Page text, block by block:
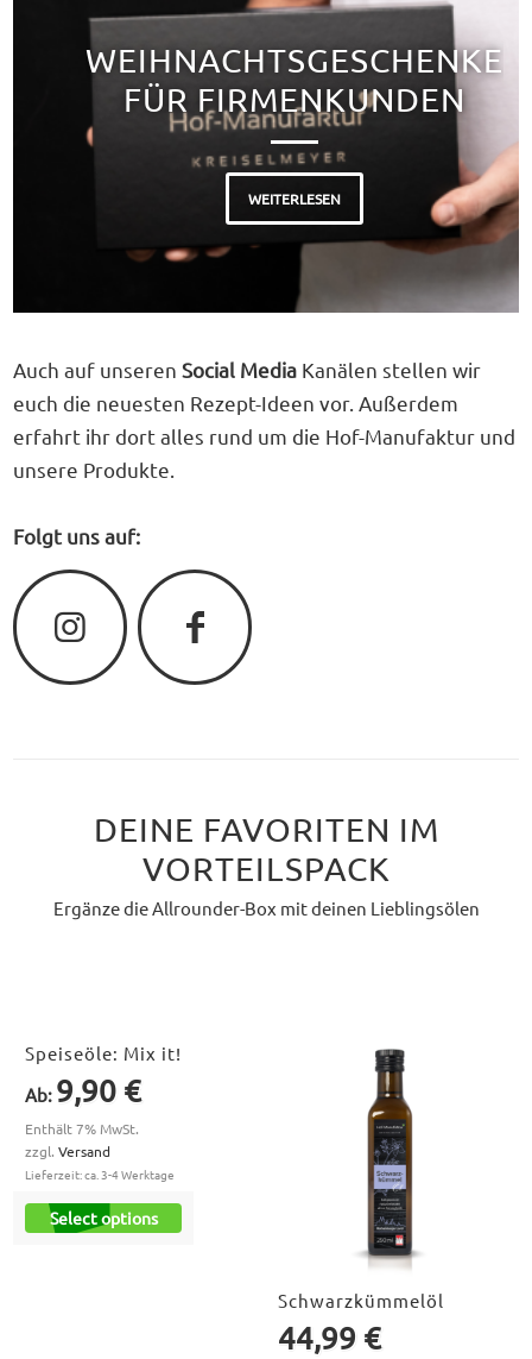
WEIHNACHTSGESCHENKE
FÜR FIRMENKUNDEN
WEITERLESEN
Auch auf unserenSocial Media Kanälen stellen wir
euch die neuesten Rezept-Ideen vor. Außerdem
erfahrt ihr dort alles rund um die Hof-Manufaktur und
unsere Produkte.
Folgt uns auf:
DEINE FAVORITEN IM
VORTEILSPACK
Ergänze die Allrounder-Box mit deinen Lieblingsölen
Speiseöle: Mix it!
Ab: 9,90 €
Enthält 7% MwSt.
zzgl.Versand
Lieferzeit: ca. 3-4 Werktage
Select options
Schwarzkümmelöl
44,99 €